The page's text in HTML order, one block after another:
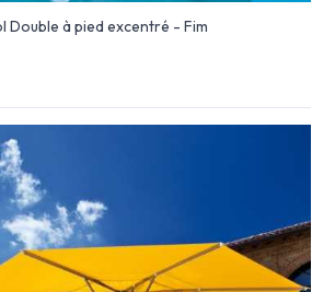
Double à pied excentré - Fim